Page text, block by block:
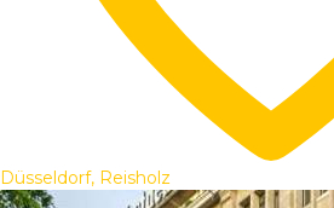
Düsseldorf, Reisholz